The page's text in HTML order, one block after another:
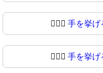
🙋🏻‍♀ 手を挙げ
🙋🏼‍♀️ 手を挙げ